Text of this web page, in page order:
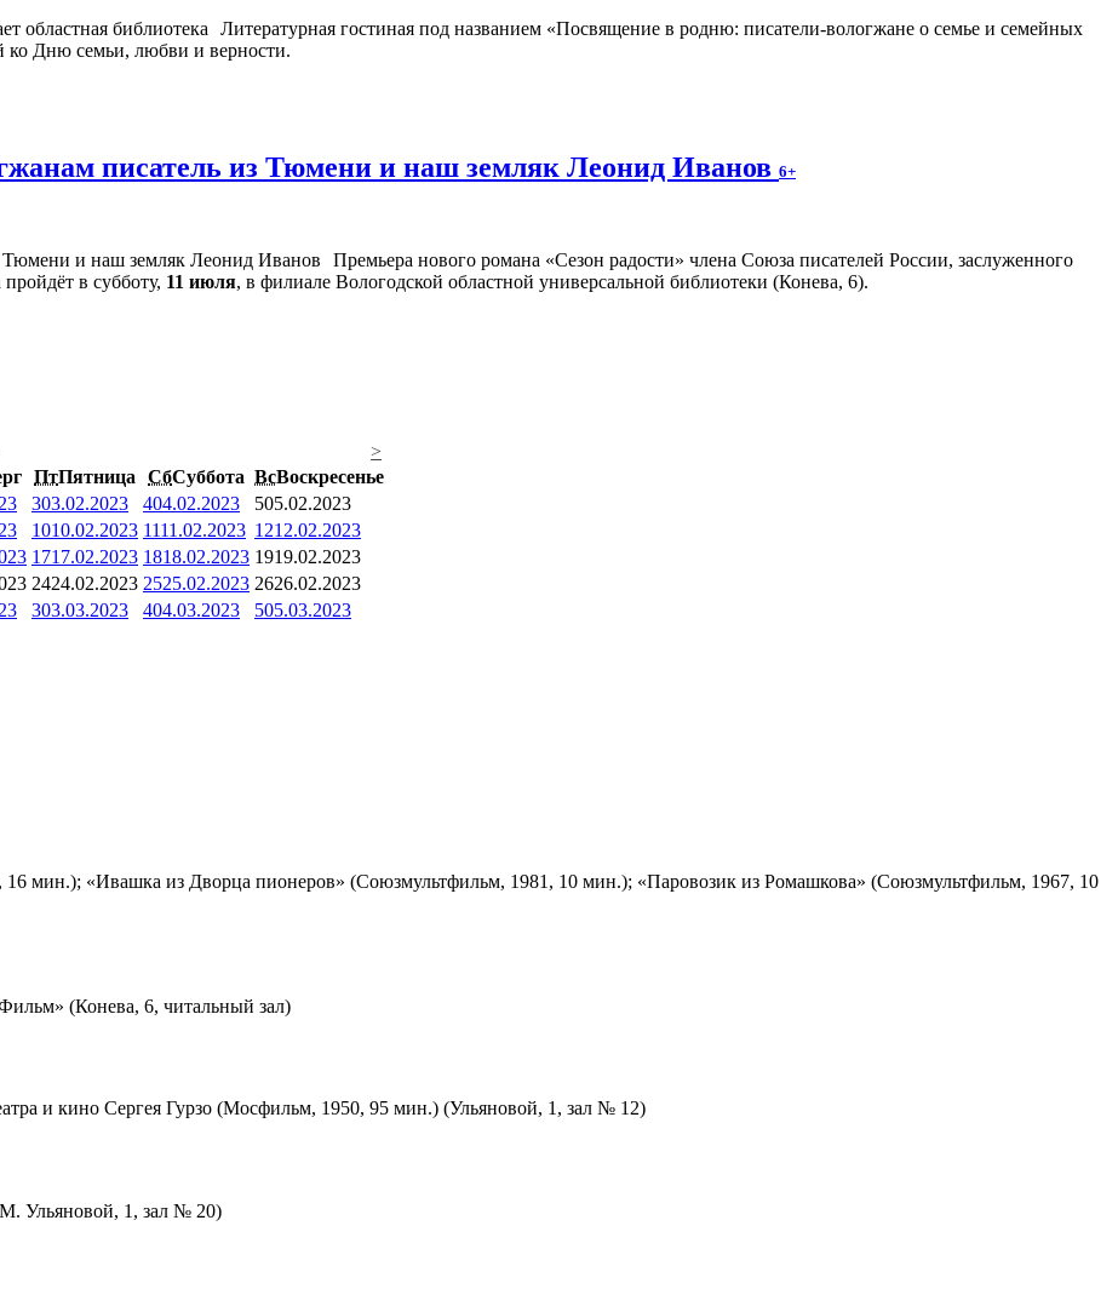
Литературная гостиная под названием «Посвящение в родню: писатели-вологжане о семье и семейных
ко Дню семьи, любви и верности.
писатель из Тюмени и наш земляк Леонид Иванов 6+
Премьера нового романа «Сезон радости» члена Союза писателей России, заслуженного
в субботу, 11 июля, в филиале Вологодской областной универсальной библиотеки (Конева, 6).
>
ПтПятница СбСуббота ВсВоскресенье
303.02.2023 404.02.2023 505.02.2023
1010.02.2023 1111.02.2023 1212.02.2023
1717.02.2023 1818.02.2023 1919.02.2023
2424.02.2023 2525.02.2023 2626.02.2023
303.03.2023 404.03.2023 505.03.2023
мин.); «Ивашка из Дворца пионеров» (Союзмультфильм, 1981, 10 мин.); «Паровозик из Ромашкова» (Союзмультфильм, 1967, 10
(Конева, 6, читальный зал)
и кино Сергея Гурзо (Мосфильм, 1950, 95 мин.) (Ульяновой, 1, зал № 12)
Ульяновой, 1, зал № 20)